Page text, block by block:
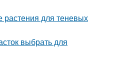
для теневых
выбрать для